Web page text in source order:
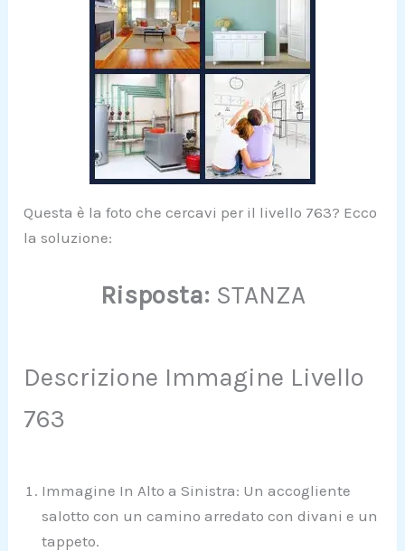
Questa è la foto che cercavi per il livello 763? Ecco
la soluzione:
Risposta: STANZA
Descrizione Immagine Livello
763
Immagine In Alto a Sinistra: Un accogliente
salotto con un camino arredato con divani e un
tappeto.